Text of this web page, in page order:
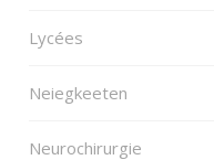
Lycées
Neiegkeeten
Neurochirurgie